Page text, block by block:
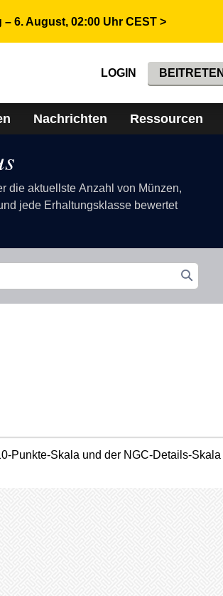
6. August, 02:00 Uhr CEST >
LOGIN BEITRETEN
Nachrichten Ressourcen
die aktuellste Anzahl von Münzen,
jede Erhaltungsklasse bewertet
Punkte-Skala und der NGC-Details-